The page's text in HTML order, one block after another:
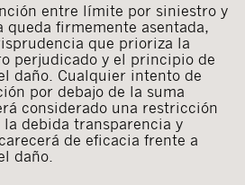
entre límite por siniestro y
firmemente asentada,
que prioriza la
perjudicado y el principio de
daño. Cualquier intento de
por debajo de la suma
considerado una restricción
debida transparencia y
de eficacia frente a
daño.